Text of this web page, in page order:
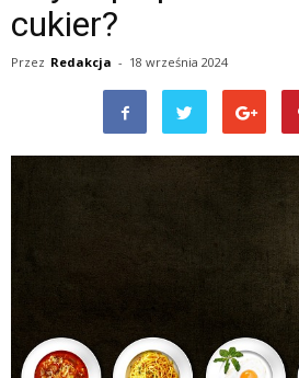
cukier?
Przez Redakcja - 18 września 2024